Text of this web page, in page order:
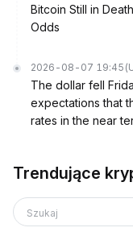
Bitcoin Still in
Odds
2026-08-07 19:45
The dollar fell
expectations that
rates in the near
Trendujące
Szukaj